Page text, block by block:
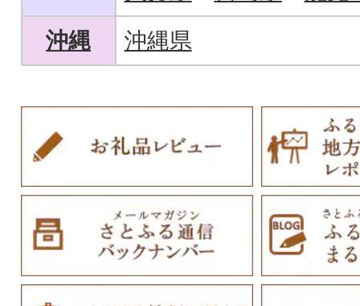
沖縄
沖縄県